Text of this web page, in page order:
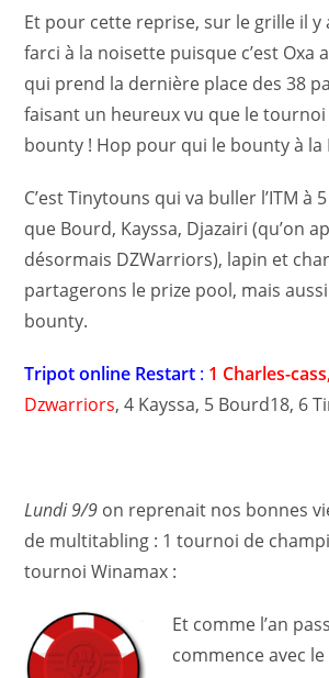
Et pour cette reprise, sur le grille il y
farci à la noisette puisque c’est Oxa
qui prend la dernière place des 38
faisant un heureux vu que le
bounty ! Hop pour qui le bounty à la
C’est Tinytouns qui va buller l’ITM à
que Bourd, Kayssa, Djazairi (qu’on
désormais DZWarriors), lapin et
partagerons le prize pool, mais aussi
bounty.
Tripot online Restart : 1 Charles-cass
Dzwarriors, 4 Kayssa, 5 Bourd18, 6
Lundi 9/9 on reprenait nos bonnes
de multitabling : 1 tournoi de
tournoi Winamax :
Et comme l’an
commence avec